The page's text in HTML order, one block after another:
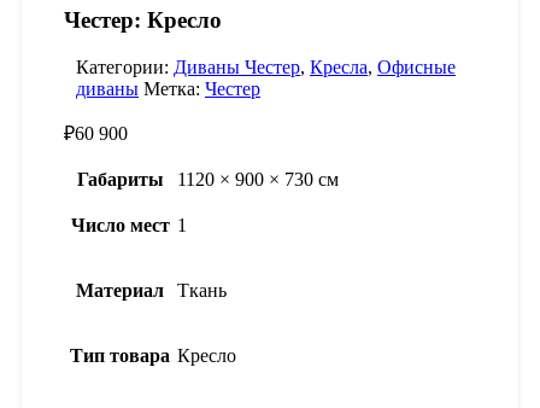
Честер: Кресло
Категории: Диваны Честер, Кресла, Офисные
диваны Метка: Честер
₽60 900
Габариты 1120 × 900 × 730 см
Число мест 1
Материал Ткань
Тип товара Кресло